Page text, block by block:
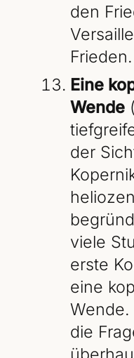
den
Frieden.
Eine
Wende
der
viele
erste
eine
die